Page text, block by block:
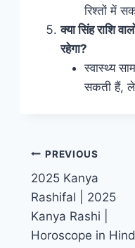
रिश्तों में
क्या सिंह राशि
रहेगा?
स्वास्थ्य
सकती हैं,
PREVIOUS
2025 Kanya
Rashifal | 2025
Kanya Rashi |
Horoscope in